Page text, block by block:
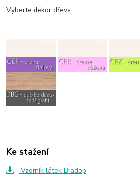
Vyberte dekor dřeva:
Ke stažení
Vzorník látek Bradop